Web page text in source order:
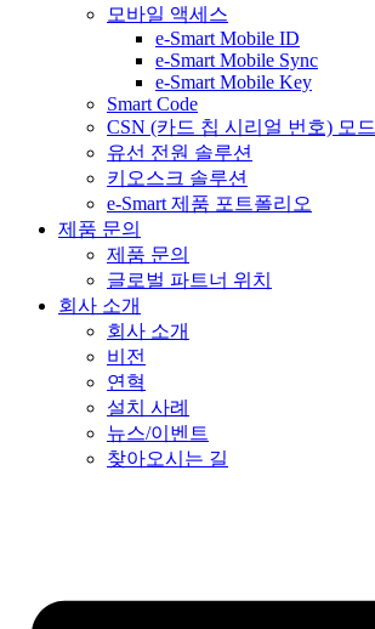
모바일 액세스
e-Smart Mobile ID
e-Smart Mobile Sync
e-Smart Mobile Key
Smart Code
CSN (카드 칩 시리얼 번호) 모드
유선 전원 솔루션
키오스크 솔루션
e-Smart 제품 포트폴리오
제품 문의
제품 문의
글로벌 파트너 위치
회사 소개
회사 소개
비전
연혁
설치 사례
뉴스/이벤트
찾아오시는 길